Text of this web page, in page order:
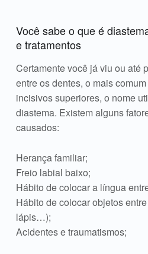
Você sabe o que é
e tratamentos
Certamente você já viu ou até
entre os dentes, o mais
incisivos superiores, o nome
diastema. Existem alguns
causados:
Herança familiar;
Freio labial baixo;
Hábito de colocar a língua
Hábito de colocar objetos
lápis…);
Acidentes e traumatismos;